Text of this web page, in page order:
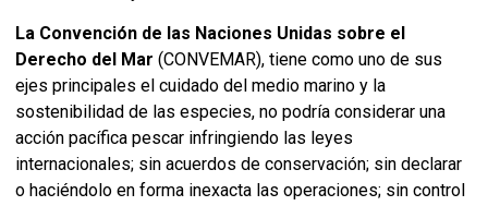
La Convención de las Naciones Unidas sobre el
Derecho del Mar (CONVEMAR), tiene como uno de sus
ejes principales el cuidado del medio marino y la
sostenibilidad de las especies, no podría considerar una
acción pacífica pescar infringiendo las leyes
internacionales; sin acuerdos de conservación; sin declarar
o haciéndolo en forma inexacta las operaciones; sin control